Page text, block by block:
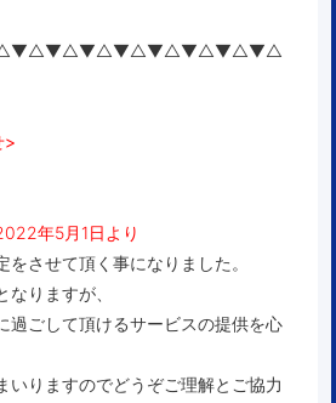
>
年5月1日より
をさせて頂く事になりました。
りますが、
過ごして頂けるサービスの提供を心
いりますのでどうぞご理解とご協力